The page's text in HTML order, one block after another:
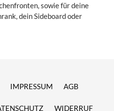
sowie für deine
dein Sideboard oder
IMPRESSUM AGB
WIDERRUF